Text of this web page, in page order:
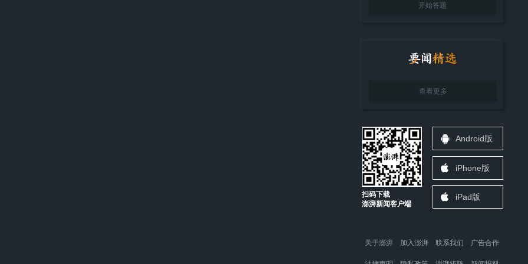
开始答题
查看更多
扫码下载
澎湃新闻客户端
Android版
iPhone版
iPad版
关于澎湃 加入澎湃 联系我们 广告合作